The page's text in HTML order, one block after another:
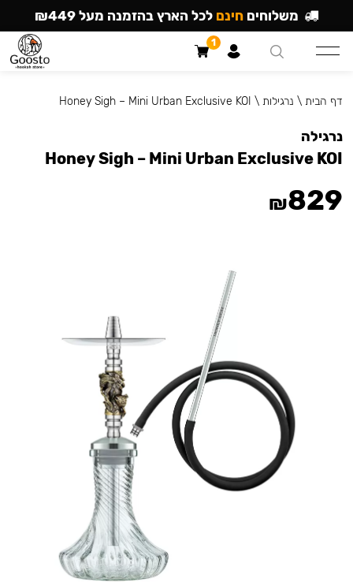
דף הבית \ נרגילות \
Honey Sigh – Mini Urban Exclusive KOI
נרגילה
Honey Sigh – Mini Urban Exclusive KOI
₪829
משלוחים חינם לכל הארץ בהזמנה מעל ₪449
1